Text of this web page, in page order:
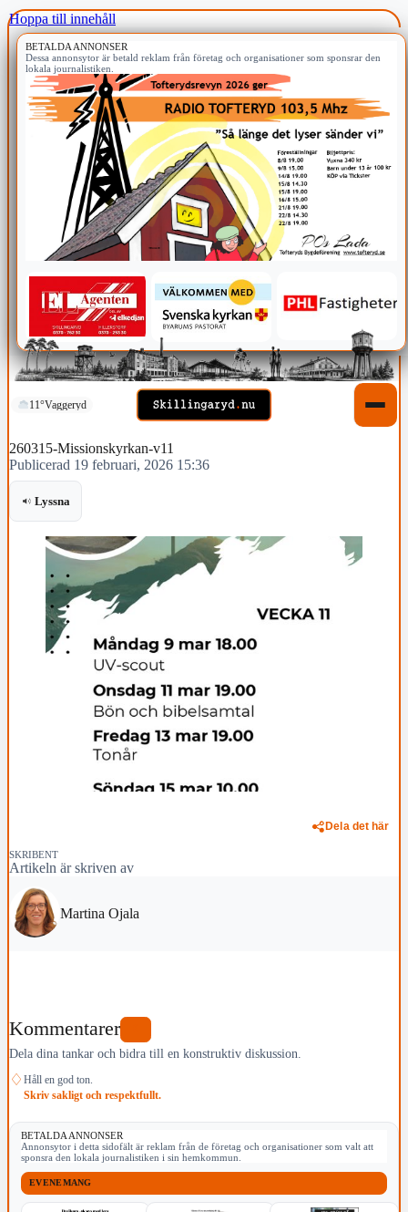
Hoppa till innehåll
BETALDA ANNONSER
Dessa annonsytor är betald reklam från företag och organisationer som sponsrar den
lokala journalistiken.
11°Vaggeryd
260315-Missionskyrkan-v11
Publicerad 19 februari, 2026 15:36
Lyssna
Dela det här
SKRIBENT
Artikeln är skriven av
Martina Ojala
Kommentarer
Dela dina tankar och bidra till en konstruktiv diskussion.
♢ Håll en god ton.
Skriv sakligt och respektfullt.
BETALDA ANNONSER
Annonsytor i detta sidofält är reklam från de företag och organisationer som valt att
sponsra den lokala journalistiken i sin hemkommun.
EVENEMANG